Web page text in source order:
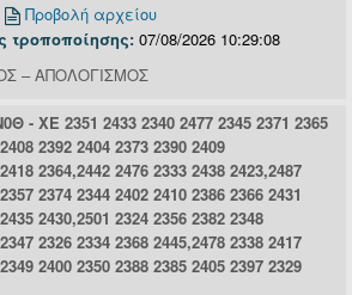
Προβολή αρχείου
τροποποίησης: 07/08/2026 10:29:08
– ΑΠΟΛΟΓΙΣΜΟΣ
- ΧΕ 2351 2433 2340 2477 2345 2371 2365
2392 2404 2373 2390 2409
2364,2442 2476 2333 2438 2423,2487
2374 2344 2402 2410 2386 2366 2431
2430,2501 2324 2356 2382 2348
2326 2334 2368 2445,2478 2338 2417
2400 2350 2388 2385 2405 2397 2329